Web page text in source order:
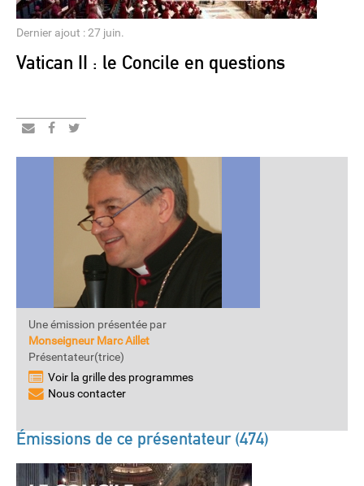
Dernier ajout : 27 juin.
Vatican II : le Concile en questions
Une émission présentée par
Monseigneur Marc Aillet
Présentateur(trice)
Voir la grille des programmes
Nous contacter
Émissions de ce présentateur (474)